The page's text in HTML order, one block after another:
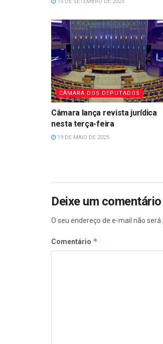
15 DE SETEMBRO DE 2025
CÂMARA DOS DEPUTADOS
Câmara lança revista jurídica
nesta terça-feira
19 DE MAIO DE 2025
Deixe um comentário
O seu endereço de e-mail não será
Comentário *